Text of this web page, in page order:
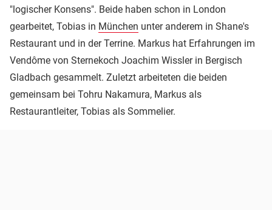
"logischer Konsens". Beide haben schon in London
gearbeitet, Tobias in München unter anderem in Shane's
Restaurant und in der Terrine. Markus hat Erfahrungen im
Vendôme von Sternekoch Joachim Wissler in Bergisch
Gladbach gesammelt. Zuletzt arbeiteten die beiden
gemeinsam bei Tohru Nakamura, Markus als
Restaurantleiter, Tobias als Sommelier.